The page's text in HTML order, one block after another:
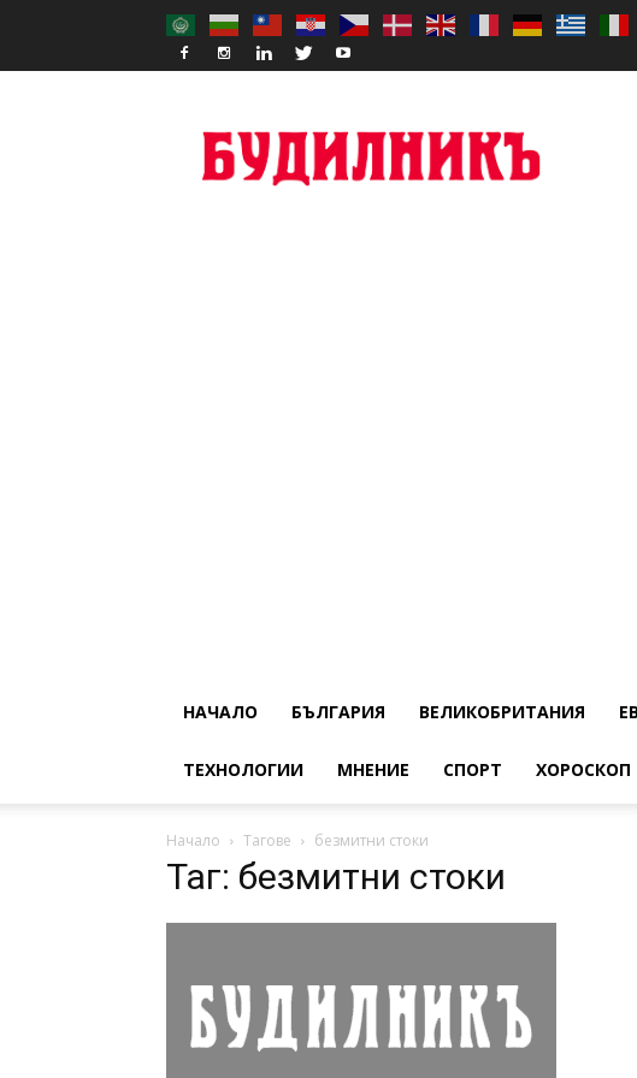
НАЧАЛО БЪЛГАРИЯ ВЕЛИКОБРИТАНИЯ
ТЕХНОЛОГИИ МНЕНИЕ СПОРТ ХОРОСКОП
Начало Тагове безмитни стоки
Таг: безмитни стоки